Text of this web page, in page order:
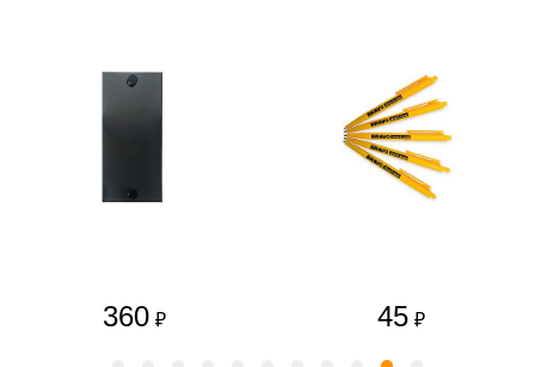
360 ₽ 45 ₽